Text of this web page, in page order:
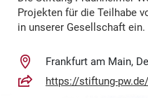
Projekten für die Teilhabe
in unserer Gesellschaft ein.
Frankfurt am Main,
https://stiftung-pw.de/